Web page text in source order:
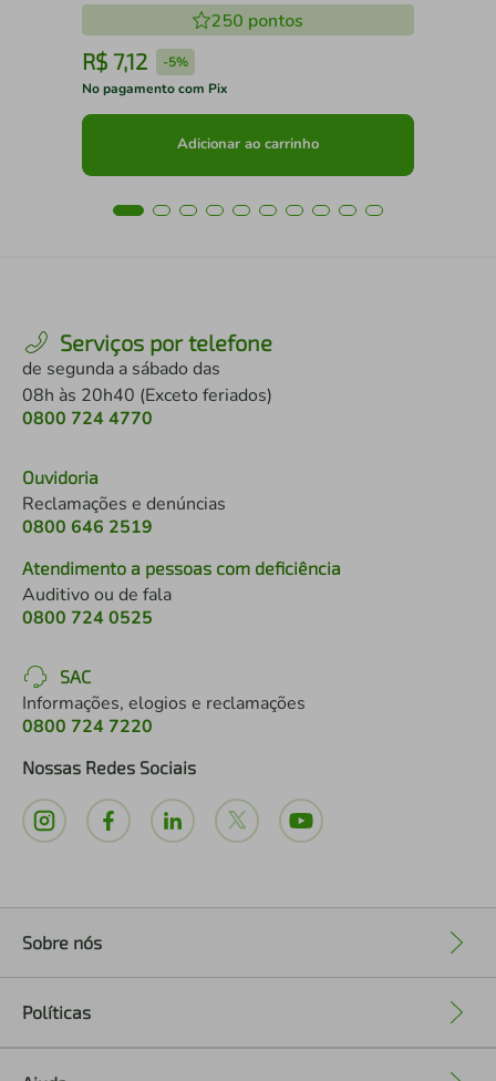
250 pontos
R$ 7,12 -5%
No pagamento com Pix
Adicionar ao carrinho
Serviços por telefone
de segunda a sábado das
08h às 20h40 (Exceto feriados)
0800 724 4770
Ouvidoria
Reclamações e denúncias
0800 646 2519
Atendimento a pessoas com deficiência
Auditivo ou de fala
0800 724 0525
SAC
Informações, elogios e reclamações
0800 724 7220
Nossas Redes Sociais
Sobre nós
Políticas